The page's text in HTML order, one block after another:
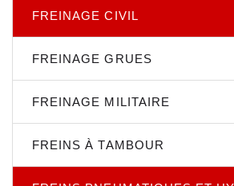
FREINAGE CIVIL
FREINAGE GRUES
FREINAGE MILITAIRE
FREINS À TAMBOUR